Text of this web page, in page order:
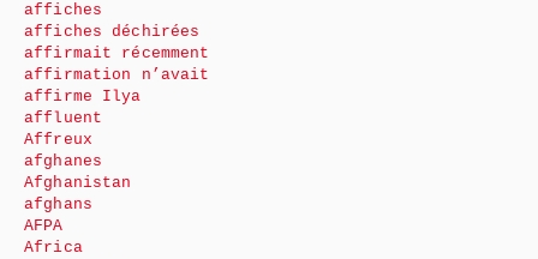
affiches
affiches déchirées
affirmait récemment
affirmation n’avait
affirme Ilya
affluent
Affreux
afghanes
Afghanistan
afghans
AFPA
Africa